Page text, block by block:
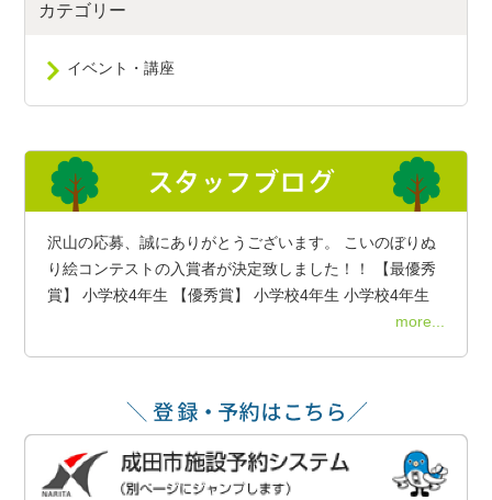
カテゴリー
イベント・講座
沢山の応募、誠にありがとうございます。 こいのぼりぬ
り絵コンテストの入賞者が決定致しました！！ 【最優秀
賞】 小学校4年生 【優秀賞】 小学校4年生 小学校4年生
more...